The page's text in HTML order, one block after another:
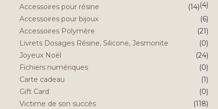
(4)
Accessoires pour résine
(14)
Accessoires pour bijoux
(6)
Accessoires Polymère
(21)
Livrets Dosages Résine, Silicone, Jesmonite
(0)
Joyeux Noël
(24)
Fichiers numériques
(0)
Carte cadeau
(1)
Gift Card
(0)
Victime de son succès
(118)